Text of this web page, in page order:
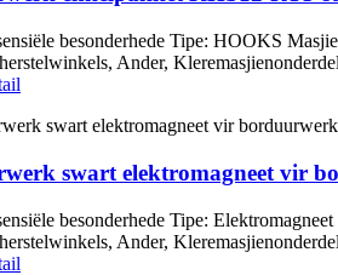
besonderhede Tipe: HOOKS
Ander,
swart elektromagneet vir
besonderhede Tipe:
Ander,